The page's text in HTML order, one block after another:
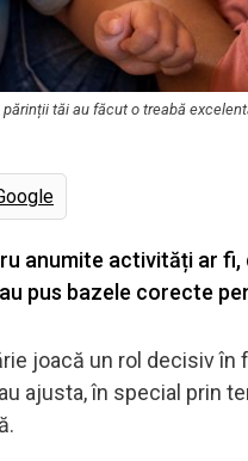
tăi au făcut o treabă
anumite activități ar
pus bazele corecte
joacă un rol decisiv
ajusta, în special prin